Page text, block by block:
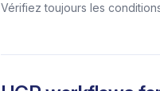
Vérifiez toujours les